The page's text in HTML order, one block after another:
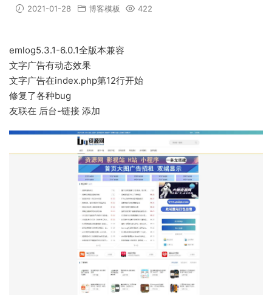
2021-01-28 博客模板 422
emlog5.3.1-6.0.1全版本兼容
文字广告有动态效果
文字广告在index.php第12行开始
修复了各种bug
友联在 后台-链接 添加